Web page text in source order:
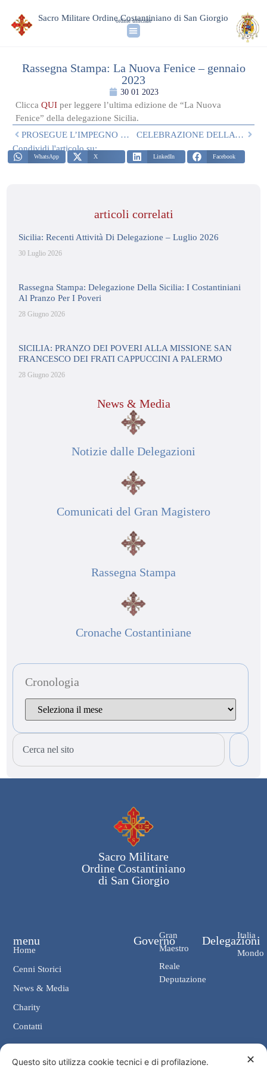
Sacro Militare Ordine Costantiniano di San Giorgio
ordine ufficiale
Rassegna Stampa: La Nuova Fenice – gennaio
2023
30 01 2023
CliccaQUI per leggere l’ultima edizione de “La Nuova
Fenice” della delegazione Sicilia.
PROSEGUE L’IMPEGNO DELLA DELEGAZIONE SICILIA
CELEBRAZIONE DELLA RICORRENZA DEI CENTO ANNI DALLA MORTE DI SANTA MARIA DI GESÙ SANTOCANALE
Condividi l'articolo su:
WhatsApp X LinkedIn Facebook
articoli correlati
Sicilia: Recenti Attività Di Delegazione – Luglio 2026
30 Luglio 2026
Rassegna Stampa: Delegazione Della Sicilia: I Costantiniani
Al Pranzo Per I Poveri
28 Giugno 2026
SICILIA: PRANZO DEI POVERI ALLA MISSIONE SAN
FRANCESCO DEI FRATI CAPPUCCINI A PALERMO
28 Giugno 2026
News & Media
Notizie dalle Delegazioni
Comunicati del Gran Magistero
Rassegna Stampa
Cronache Costantiniane
Cronologia
Sacro Militare
Ordine Costantiniano
di San Giorgio
Governo
Gran
Maestro
Reale
Deputazione
Delegazioni
Italia
Mondo
menu
Home
Cenni Storici
News & Media
Charity
Contatti
Contatti ✕
Questo sito utilizza cookie tecnici e di profilazione.